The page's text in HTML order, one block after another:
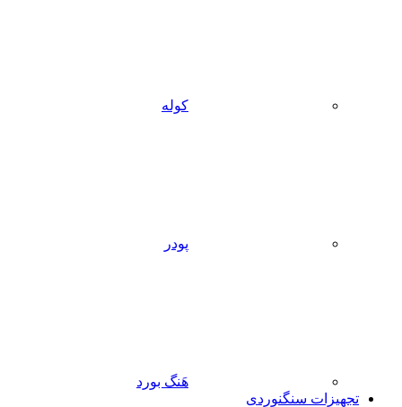
کوله
پودر
هَنگ بورد
تجهیزات سنگنوردی